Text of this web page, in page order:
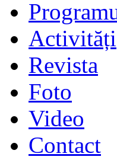
Activități
Revista
Foto
Video
Contact